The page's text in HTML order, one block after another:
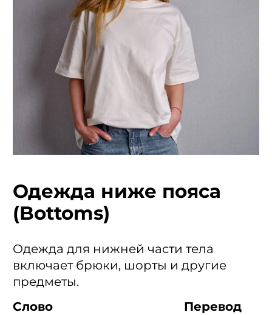
Одежда ниже пояса
(Bottoms)
Одежда для нижней части тела
включает брюки, шорты и другие
предметы.
Слово Перевод